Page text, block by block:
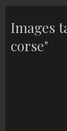
Images
corse"